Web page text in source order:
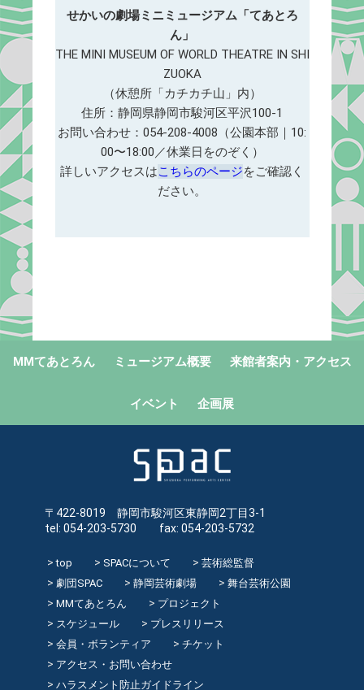
せかいの劇場ミニミュージアム「てあとろ
ん」
THE MINI MUSEUM OF WORLD THEATRE IN SHI
ZUOKA
（休憩所「カチカチ山」内）
住所：静岡県静岡市駿河区平沢100-1
お問い合わせ：054-208-4008（公園本部｜10:
00〜18:00／休業日をのぞく）
詳しいアクセスはこちらのページをご確認く
ださい。
MMてあとろん ミュージアム概要 来館者案内・アクセス
イベント 企画展
〒422-8019 静岡市駿河区東静岡2丁目3-1
tel: 054-203-5730 fax: 054-203-5732
top SPACについて
芸術総監督
劇団SPAC
静岡芸術劇場
舞台芸術公園
MMてあとろん
プロジェクト
スケジュール
プレスリリース
会員・ボランティア
チケット
アクセス・お問い合わせ
ハラスメント防止ガイドライン